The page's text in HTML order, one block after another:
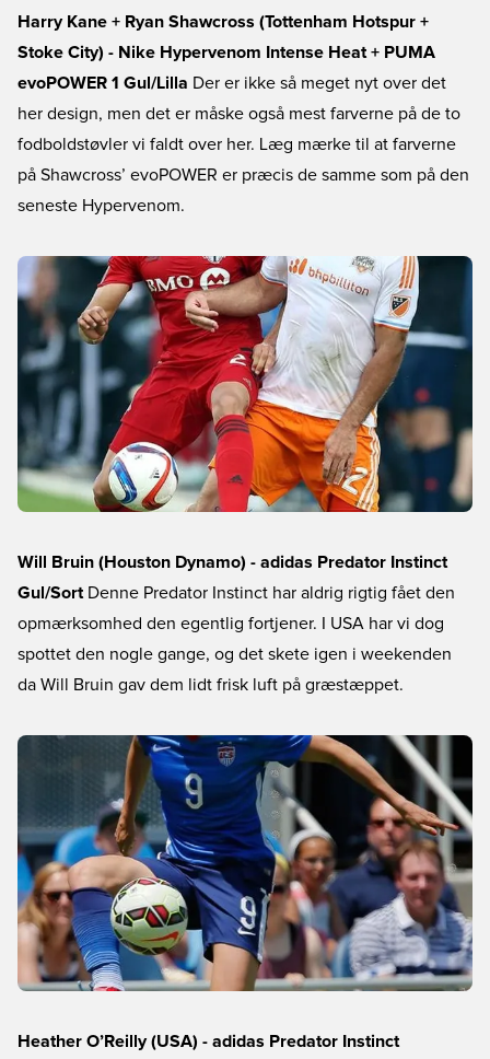
Harry Kane + Ryan Shawcross (Tottenham Hotspur +
Stoke City) - Nike Hypervenom Intense Heat + PUMA
evoPOWER 1 Gul/Lilla Der er ikke så meget nyt over det
her design, men det er måske også mest farverne på de to
fodboldstøvler vi faldt over her. Læg mærke til at farverne
på Shawcross’ evoPOWER er præcis de samme som på den
seneste Hypervenom.
Will Bruin (Houston Dynamo) - adidas Predator Instinct
Gul/Sort Denne Predator Instinct har aldrig rigtig fået den
opmærksomhed den egentlig fortjener. I USA har vi dog
spottet den nogle gange, og det skete igen i weekenden
da Will Bruin gav dem lidt frisk luft på græstæppet.
Heather O’Reilly (USA) - adidas Predator Instinct